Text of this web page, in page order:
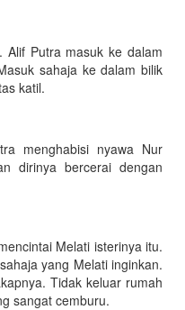
Putra masuk ke dalam
sahaja ke dalam bilik
katil.
menghabisi nyawa Nur
dirinya bercerai dengan
Melati isterinya itu.
yang Melati inginkan.
Tidak keluar rumah
sangat cemburu.